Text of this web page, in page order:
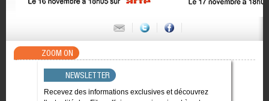
ZOOM ON
NEWSLETTER
Recevez des informations exclusives et découvrez